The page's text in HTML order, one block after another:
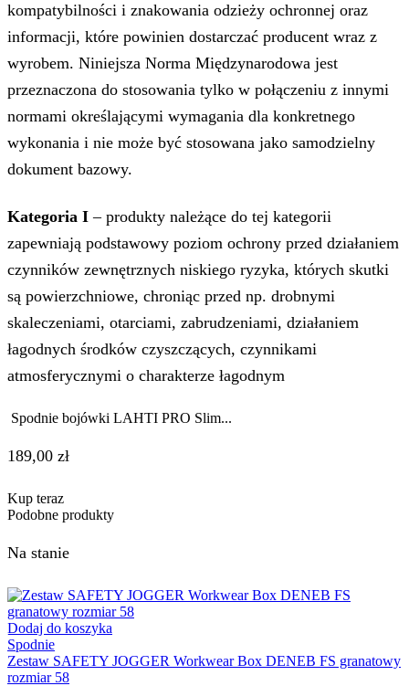
kompatybilności i znakowania odzieży ochronnej oraz
informacji, które powinien dostarczać producent wraz z
wyrobem. Niniejsza Norma Międzynarodowa jest
przeznaczona do stosowania tylko w połączeniu z innymi
normami określającymi wymagania dla konkretnego
wykonania i nie może być stosowana jako samodzielny
dokument bazowy.
Kategoria I – produkty należące do tej kategorii
zapewniają podstawowy poziom ochrony przed działaniem
czynników zewnętrznych niskiego ryzyka, których skutki
są powierzchniowe, chroniąc przed np. drobnymi
skaleczeniami, otarciami, zabrudzeniami, działaniem
łagodnych środków czyszczących, czynnikami
atmosferycznymi o charakterze łagodnym
Spodnie bojówki LAHTI PRO Slim...
189,00 zł
Kup teraz
Podobne produkty
Na stanie
Dodaj do koszyka
Spodnie
Zestaw SAFETY JOGGER Workwear Box DENEB FS granatowy
rozmiar 58